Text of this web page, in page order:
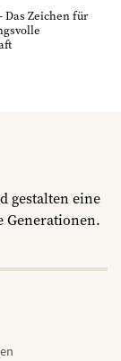
- Das Zeichen für
gestalten eine
Generationen.